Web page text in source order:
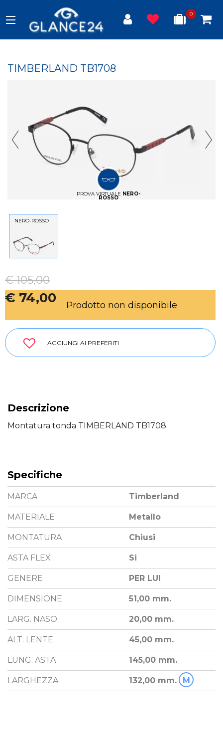
0
TIMBERLAND TB1708
PROVA VIRTUALE NERO-
ROSSO
Previous Slide
NERO-ROSSO
€ 105,00
€ 74,00 Prodotto non disponibile
AGGIUNGI AI PREFERITI
Descrizione
Montatura tonda TIMBERLAND TB1708
Specifiche
MARCA Timberland
MATERIALE Metallo
MONTATURA Chiusi
ASTA FLEX Si
GENERE PER LUI
DIMENSIONE 51,00 mm.
LARG. NASO 20,00 mm.
ALT. LENTE 45,00 mm.
LUNG. ASTA 145,00 mm.
LARGHEZZA 132,00 mm. M